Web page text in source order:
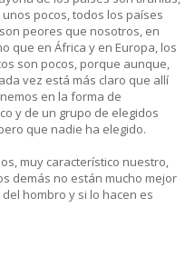
pocos, todos los países
peores que nosotros, en
que en África y en Europa, los
son pocos, porque aunque,
vez está más claro que allí
en la forma de
y de un grupo de elegidos
que nadie ha elegido.
muy característico nuestro,
demás no están mucho mejor
hombro y si lo hacen es